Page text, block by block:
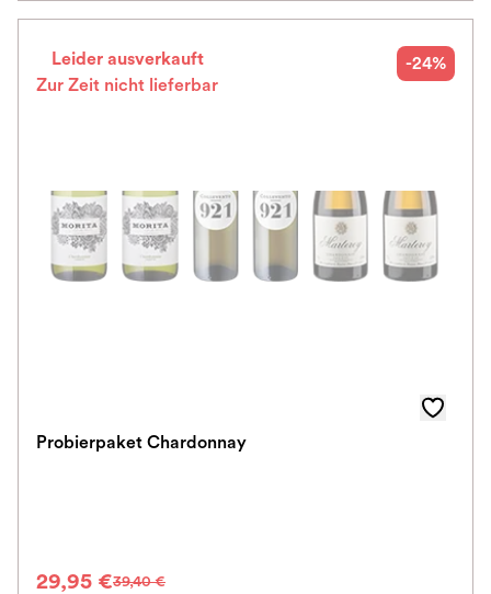
Leider ausverkauft
Zur Zeit nicht lieferbar
-24%
Probierpaket Chardonnay
29,95 €39,40 €